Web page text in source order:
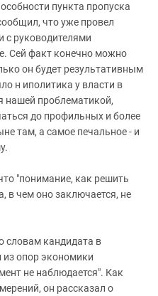
пункта пропуска
что уже провел
с руководителями
Сей факт конечно можно
он будет результативным
н иполитика у власти в
нашей проблематикой,
до профильных и более
там, а самое печальное - и
"понимание, как решить
в чем оно заключается, не
словам кандидата в
из опор экономики
не наблюдается". Как
он рассказал о